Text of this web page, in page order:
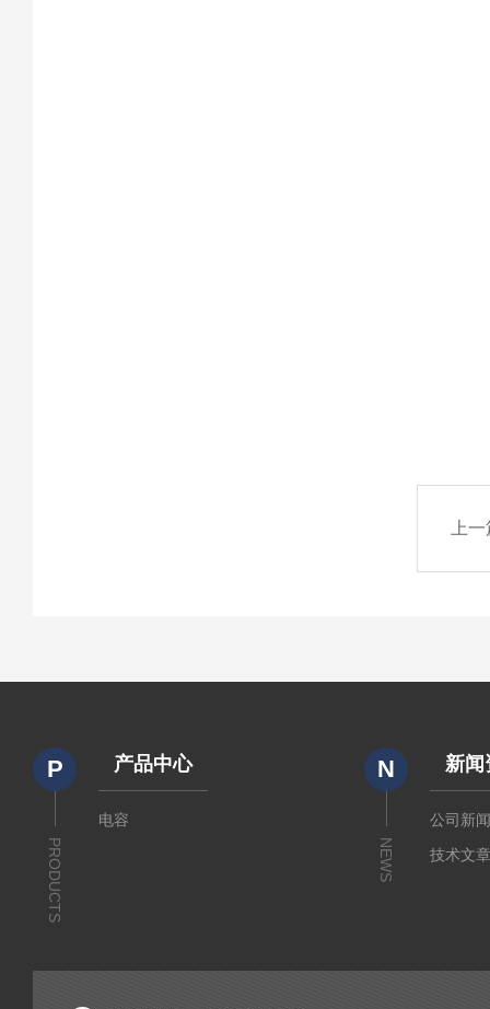
上
P
PRODUCTS
产品中心
电容
N
NEWS
新闻
公司新
技术文